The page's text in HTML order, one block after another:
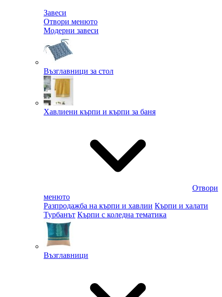
Завеси
Отвори менюто
Модерни завеси
Възглавници за стол
Хавлиени кърпи и кърпи за баня
Отвори
менюто
Разпродажба на кърпи и хавлии Кърпи и халати
Турбанът Кърпи с коледна тематика
Възглавници